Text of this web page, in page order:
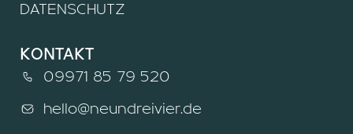
DATENSCHUTZ
kontakt
09971 85 79 520
hello@neundreivier.de